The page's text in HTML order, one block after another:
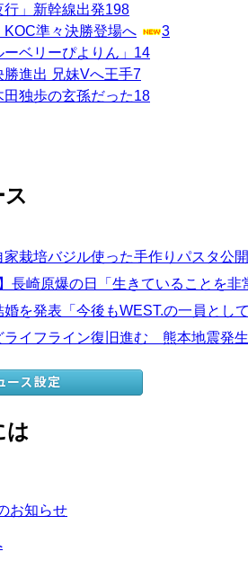
」新幹線出発198
KOC準々決勝登場へ
3
ベリーぴよりん」 14
勝進出 兄妹Vへ王手7
独歩の玄孫だった18
家栽培バジル使った手作りパスタ公
】長崎原爆の日「生きていることを
婚を発表「今後もWEST.の一員とし
ライフライン復旧進む 熊本地震発
は
お知らせ